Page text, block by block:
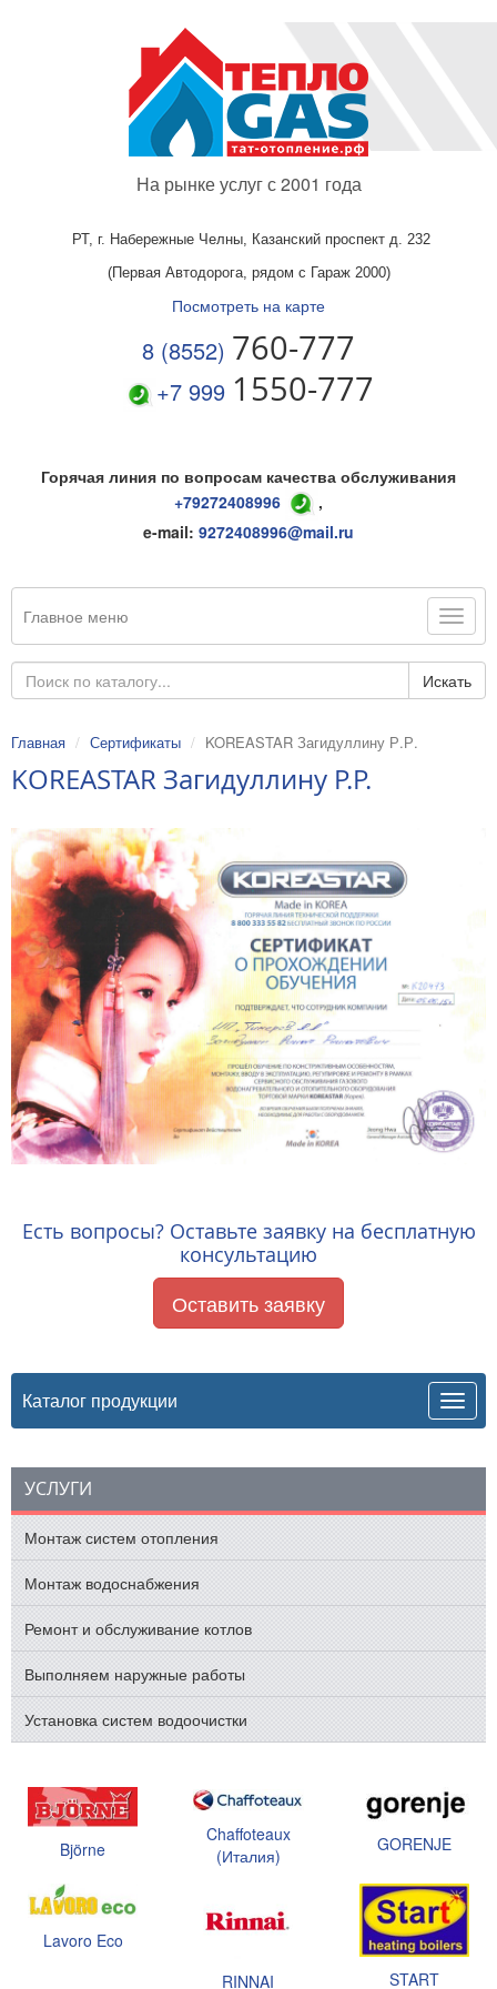
На рынке услуг с 2001 года
РТ, г. Набережные Челны, Казанский проспект д. 232
(Первая Автодорога, рядом с Гараж 2000)
Посмотреть на карте
8 (8552) 760-777
+7 999 1550-777
Горячая линия по вопросам качества обслуживания
+79272408996
,
e-mail: 9272408996@mail.ru
Главное меню
Искать
Главная Сертификаты KOREASTAR Загидуллину Р.Р.
KOREASTAR Загидуллину Р.Р.
Есть вопросы? Оставьте заявку на бесплатную
консультацию
Оставить заявку
Каталог продукции
УСЛУГИ
Монтаж систем отопления
Монтаж водоснабжения
Ремонт и обслуживание котлов
Выполняем наружные работы
Установка систем водоочистки
Björne
Chaffoteaux
(Италия)
GORENJE
Lavoro Eco
RINNAI
START